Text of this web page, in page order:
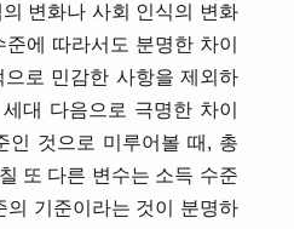
변화나 사회 인식의 변화
에 따라서도 분명한 차이
로 민감한 사항을 제외하
대 다음으로 극명한 차이
인 것으로 미루어볼 때, 총
또 다른 변수는 소득 수준
의 기준이라는 것이 분명하